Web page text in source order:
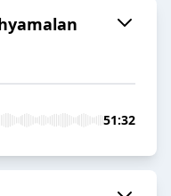
51:32